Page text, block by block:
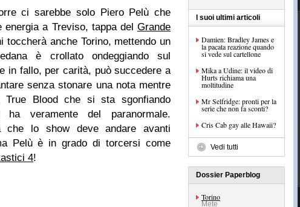
ci sarebbe solo Piero Pelù che
energia a Treviso, tappa del Grande
toccherà anche Torino, mettendo un
è crollato ondeggiando sul
in fallo, per carità, può succedere a
senza stonare una nota mentre
True Bloodche si sta sgonfiando
ha veramente del paranormale.
che lo show deve andare avanti
Pelù è in grado di torcersi come
4!
I suoi ultimi articoli
Damien: Bradley James e
la pacata reazione quando
si vede sul cartellone
Mika a Udine: il video di
Hurts richiama una
moltitudine
Mr Selfridge: pronti per la
serie che non fa sconti?
Cris Cab gay alle Hawaii?
Vedi tutti
Dossier Paperblog
Torino
Mete